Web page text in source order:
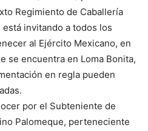
Regimiento de Caballería
invitando a todos los
al Ejército Mexicano, en
se encuentra en Loma Bonita,
en regla pueden
por el Subteniente de
Palomeque, perteneciente